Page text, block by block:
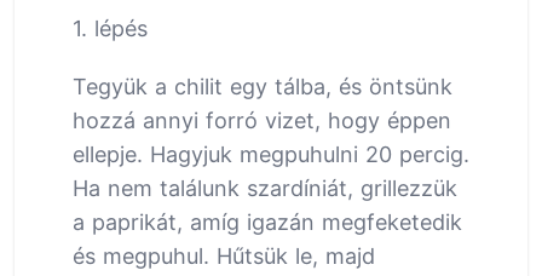
1. lépés
Tegyük a chilit egy tálba, és öntsünk
hozzá annyi forró vizet, hogy éppen
ellepje. Hagyjuk megpuhulni 20 percig.
Ha nem találunk szardíniát, grillezzük
a paprikát, amíg igazán megfeketedik
és megpuhul. Hűtsük le, majd